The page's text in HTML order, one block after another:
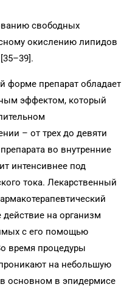
свободных
окислению липидов
форме препарат обладает
эффектом, который
– от трех до девяти
во внутренние
интенсивнее под
тока. Лекарственный
на организм
с его помощью
время процедуры
на небольшую
основном в эпидермисе